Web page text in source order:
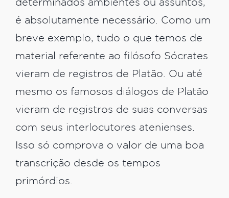
determinados ambientes ou assuntos,
é absolutamente necessário. Como um
breve exemplo, tudo o que temos de
material referente ao filósofo Sócrates
vieram de registros de Platão. Ou até
mesmo os famosos diálogos de Platão
vieram de registros de suas conversas
com seus interlocutores atenienses.
Isso só comprova o valor de uma boa
transcrição desde os tempos
primórdios.